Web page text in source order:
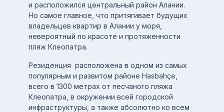
и расположился центральный район Алании.
Но самое главное, что притягивает будущих
владельцев квартир в Алании у моря,
невероятный по красоте и протяженности
пляж Клеопатра.
Резиденция расположена в одном из самых
популярным и развитом районе Hasbahçe,
всего в 1300 метрах от песчаного пляжа
Клеопатра, в окружении всей городской
инфраструктуры, а также абсолютно ко всем